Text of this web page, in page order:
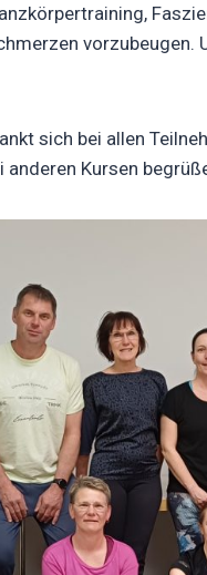
sich bei allen
Kursen